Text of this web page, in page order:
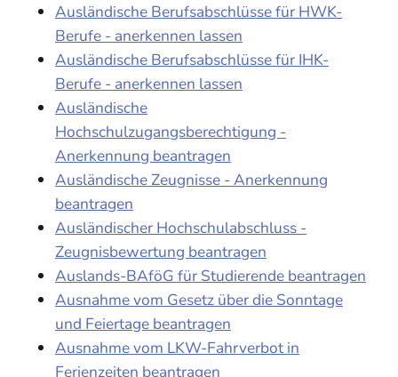
Ausländische Berufsabschlüsse für HWK-
Berufe - anerkennen lassen
Ausländische Berufsabschlüsse für IHK-
Berufe - anerkennen lassen
Ausländische
Hochschulzugangsberechtigung -
Anerkennung beantragen
Ausländische Zeugnisse - Anerkennung
beantragen
Ausländischer Hochschulabschluss -
Zeugnisbewertung beantragen
Auslands-BAföG für Studierende beantragen
Ausnahme vom Gesetz über die Sonntage
und Feiertage beantragen
Ausnahme vom LKW-Fahrverbot in
Ferienzeiten beantragen